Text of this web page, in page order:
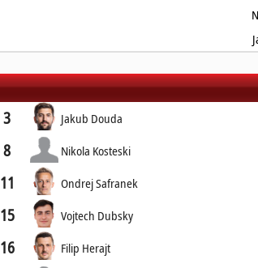
3 Jakub Douda
8 Nikola Kosteski
11 Ondrej Safranek
15 Vojtech Dubsky
16 Filip Herajt